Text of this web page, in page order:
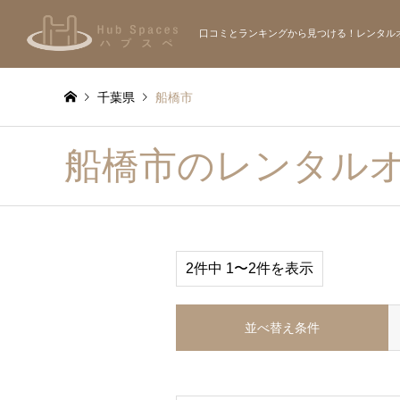
口コミとランキングから見つける！レンタル
千葉県 船橋市
船橋市のレンタル
2件中 1〜2件を表示
並べ替え条件